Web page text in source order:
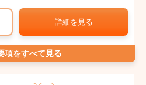
詳細を見る
項をすべて見る